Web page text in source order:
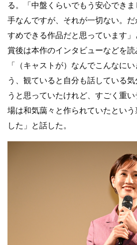
る。「中盤くらいでもう安心でき
手なんですが、それが一切ない。
すめできる作品だと思っています
賞後は本作のインタビューなどを読
「（キャストが）なんでこんなに
う、観ていると自分も話している
うと思っていたけれど、すごく重
場は和気藹々と作られていたという
した」と話した。